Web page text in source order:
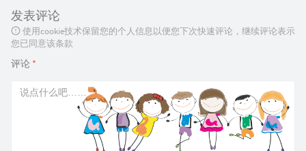
发表评论
使用cookie技术保留您的个人信息以便您下次快速评论，继续评论表示
您已同意该条款
评论 *